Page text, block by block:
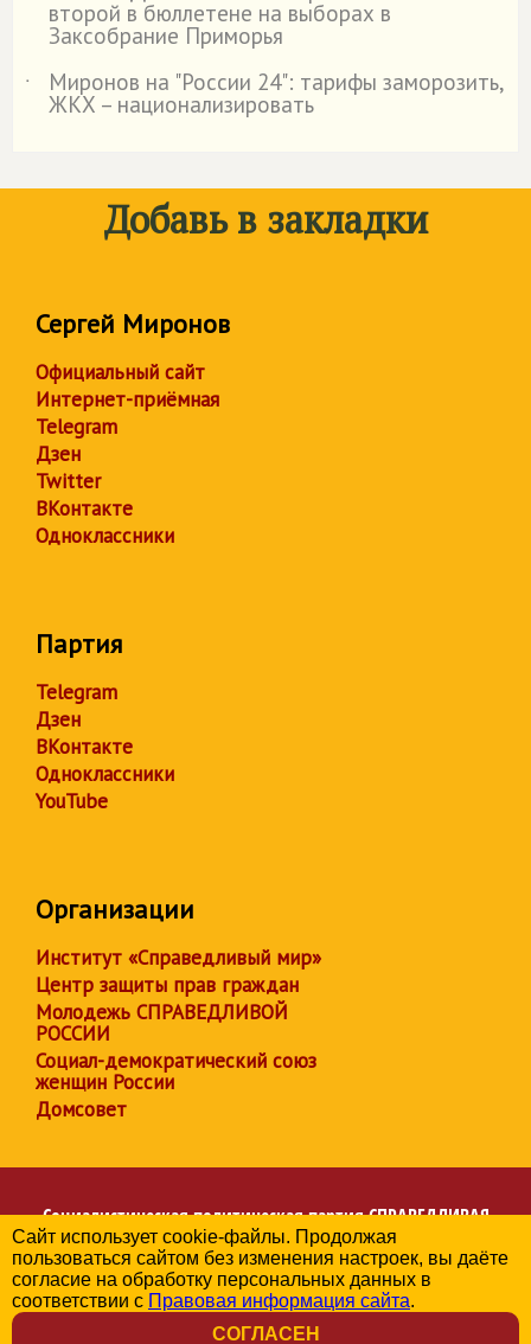
второй в бюллетене на выборах в
Заксобрание Приморья
˙
Миронов на "России 24": тарифы заморозить,
ЖКХ – национализировать
Добавь в закладки
Сергей Миронов
Официальный сайт
Интернет-приёмная
Telegram
Дзен
Twitter
ВКонтакте
Одноклассники
Партия
Telegram
Дзен
ВКонтакте
Одноклассники
YouTube
Организации
Институт «Справедливый мир»
Центр защиты прав граждан
Молодежь СПРАВЕДЛИВОЙ
РОССИИ
Социал-демократический союз
женщин России
Домсовет
Социалистическая политическая партияСПРАВЕДЛИВАЯ
РОССИЯ
Региональное отделение партии в Приморском крае
© 2006-2026
Политика в отношении обработки персональных данных
Сайт использует cookie-файлы. Продолжая
пользоваться сайтом без изменения настроек, вы даёте
согласие на обработку персональных данных в
соответствии с Правовая информация сайта.
СОГЛАСЕН